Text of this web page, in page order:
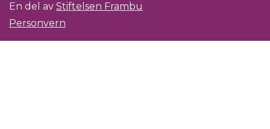
En del av Stiftelsen Frambu
Personvern